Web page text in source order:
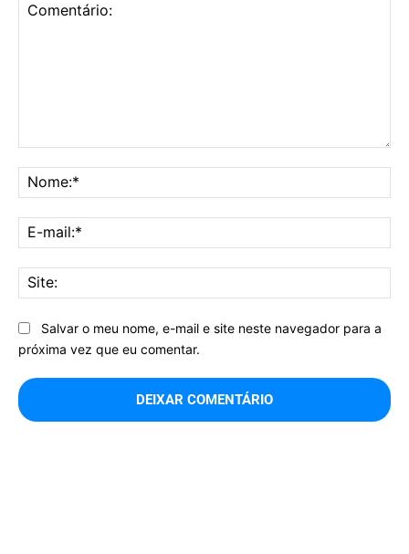
Salvar o meu nome, e-mail e site neste navegador para a
próxima vez que eu comentar.